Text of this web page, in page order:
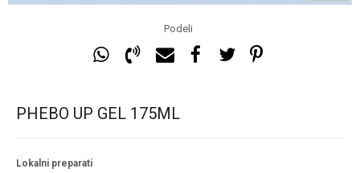
Podeli
PHEBO UP GEL 175ML
Lokalni preparati